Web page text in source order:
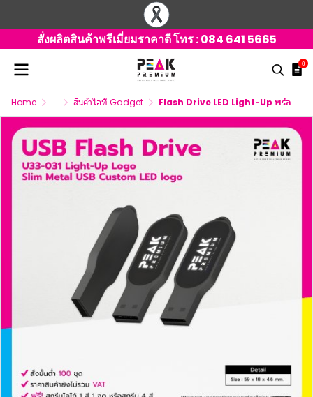
สั่งผลิตสินค้าพรีเมี่ยมราคาดี โทร :084 641 5665
0
Home ... สินค้าไอที Gadget Flash Drive LED Light-Up พร้อมสกรีนโลโก้สวยเด่น